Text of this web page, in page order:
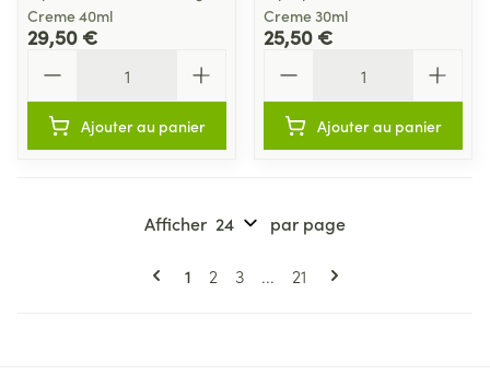
Creme 40ml
29,50 €
Ajouter au panier
Creme 30ml
25,50 €
Ajouter au panier
Pages
Vous lisez actuellement la page
1 Page
2 Page
3 ... Page
21
Afficher par page